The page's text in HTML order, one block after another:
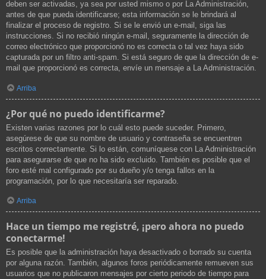
deben ser activadas, ya sea por usted mismo o por La Administración,
antes de que pueda identificarse; esta información se le brindará al
finalizar el proceso de registro. Si se le envió un e-mail, siga las
instrucciones. Si no recibió ningún e-mail, seguramente la dirección de
correo electrónico que proporcionó no es correcta o tal vez haya sido
capturada por un filtro anti-spam. Si está seguro de que la dirección de e-
mail que proporcionó es correcta, envíe un mensaje a La Administración.
Arriba
¿Por qué no puedo identificarme?
Existen varias razones por lo cuál esto puede suceder. Primero,
asegúrese de que su nombre de usuario y contraseña se encuentren
escritos correctamente. Si lo están, comuníquese con La Administración
para asegurarse de que no ha sido excluido. También es posible que el
foro esté mal configurado por su dueño y/o tenga fallos en la
programación, por lo que necesitaría ser reparado.
Arriba
Hace un tiempo me registré, ¡pero ahora no puedo
conectarme!
Es posible que la administración haya desactivado o borrado su cuenta
por alguna razón. También, algunos foros periódicamente remueven sus
usuarios que no publicaron mensajes por cierto periodo de tiempo para